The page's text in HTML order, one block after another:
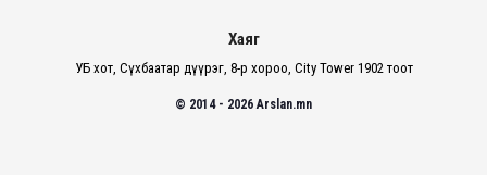
Хаяг
УБ хот, Сүхбаатар дүүрэг, 8-р хороо, City Tower 1902 тоот
© 2014 - 2026 Arslan.mn